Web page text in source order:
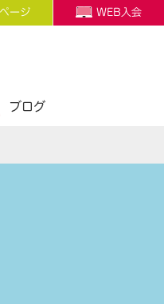
ージ WEB入会
ブログ